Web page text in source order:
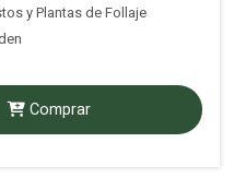
y Plantas de Follaje
Comprar